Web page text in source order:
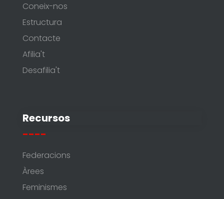
Coneix-nos
Estructura
Contacte
Afilia't
Desafilia't
Recursos
----
Federacions
Àrees
Feminismes